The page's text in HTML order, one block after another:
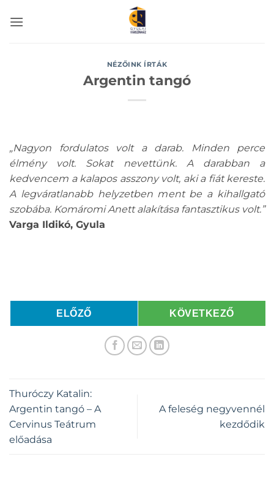
NÉZŐINK ÍRTÁK
Argentin tangó
„Nagyon fordulatos volt a darab. Minden perce
élmény volt. Sokat nevettünk. A darabban a
kedvencem a kalapos asszony volt, aki a fiát kereste.
A legváratlanabb helyzetben ment be a kihallgató
szobába. Komáromi Anett alakítása fantasztikus volt.”
Varga Ildikó, Gyula
ELŐZŐ KÖVETKEZŐ
Thuróczy Katalin:
Argentin tangó – A
Cervinus Teátrum
előadása
A feleség negyvennél
kezdődik